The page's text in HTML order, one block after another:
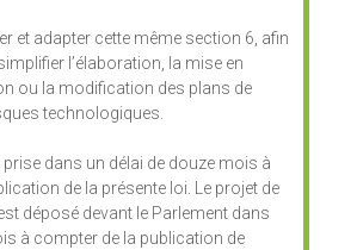
et adapter cette même section 6, afin
l’élaboration, la mise en
ou la modification des plans de
technologiques.
prise dans un délai de douze mois à
de la présente loi. Le projet de
déposé devant le Parlement dans
à compter de la publication de